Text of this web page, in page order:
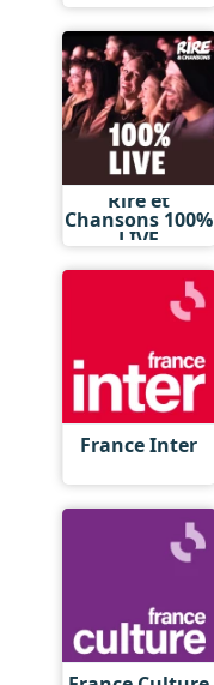
Rire et
Chansons 100%
LIVE
France Inter